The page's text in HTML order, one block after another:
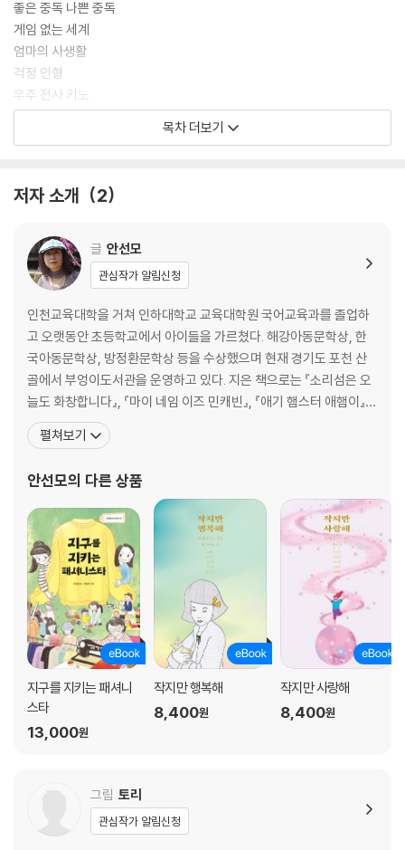
좋은 중독 나쁜 중독
게임 없는 세계
엄마의 사생활
걱정 인형
우주 전사 키노
작전 개시
목차 더보기
저자 소개 2
글 안선모
관심작가 알림신청
인천교육대학을 거쳐 인하대학교 교육대학원 국어교육과를 졸업하
고 오랫동안 초등학교에서 아이들을 가르쳤다. 해강아동문학상, 한
국아동문학상, 방정환문학상 등을 수상했으며 현재 경기도 포천 산
골에서 부엉이도서관을 운영하고 있다. 지은 책으로는 『소리섬은 오
늘도 화창합니다』, 『마이 네임 이즈 민캐빈』, 『애기 햄스터 애햄이』,
『날개 달린 휠체어』, 『우당탕탕 2학년 3반』, 『보물단지 내 동생』, 『은
이에게 아빠가 생겼어요!』, 『으라차차, 시골뜨기 나가신다!』, 『코로
위대한 여름』 등이 있다. 2015 개정
펼쳐보기
안선모의 다른 상품
지구를 지키는 패셔니
스타
13,000원
작지만 행복해
8,400원
작지만 사랑해
8,400원
그림 토리
관심작가 알림신청